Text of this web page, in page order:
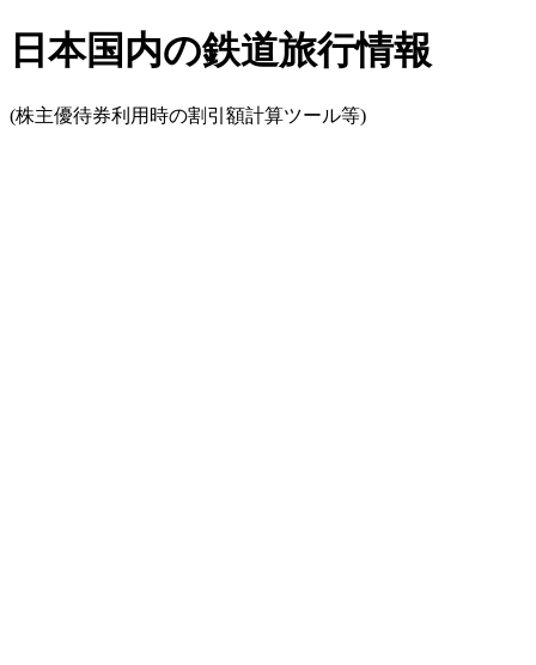
日本国内の鉄道旅行情報
(株主優待券利用時の割引額計算ツール等)